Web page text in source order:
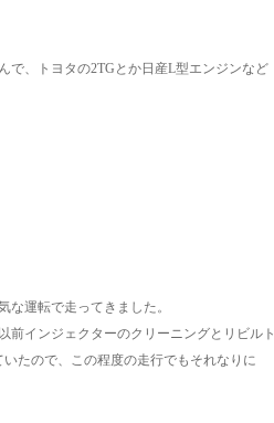
で、トヨタの2TGとか日産L型エンジンなど
運転で走ってきました。
前インジェクターのクリーニングとリビルト
たので、この程度の走行でもそれなりに